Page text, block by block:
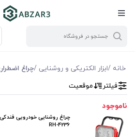
خانه /ابزار الکتریکی و روشنایی /چراغ
فیلتر بر اساس قیمت
فیلتر براساس ویژگی ها
فیلترکردن براساس تولید‌کننده
رونیکس Ronix
فیلتر موقعیت
ناموجود
RH-4236